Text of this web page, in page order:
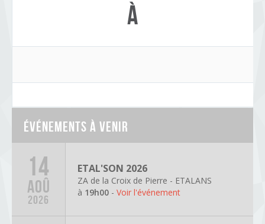
à
Événements à venir
14
AOÛ
2026
ETAL'SON 2026
ZA de la Croix de Pierre - ETALANS
à 19h00 - Voir l'événement